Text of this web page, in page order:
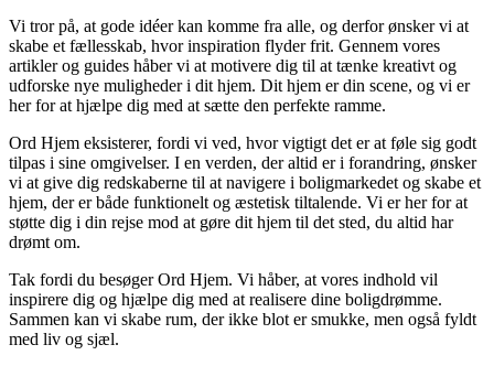
Vi tror på, at gode idéer kan komme fra alle, og derfor ønsker vi at
skabe et fællesskab, hvor inspiration flyder frit. Gennem vores
artikler og guides håber vi at motivere dig til at tænke kreativt og
udforske nye muligheder i dit hjem. Dit hjem er din scene, og vi er
her for at hjælpe dig med at sætte den perfekte ramme.
Ord Hjem eksisterer, fordi vi ved, hvor vigtigt det er at føle sig godt
tilpas i sine omgivelser. I en verden, der altid er i forandring, ønsker
vi at give dig redskaberne til at navigere i boligmarkedet og skabe et
hjem, der er både funktionelt og æstetisk tiltalende. Vi er her for at
støtte dig i din rejse mod at gøre dit hjem til det sted, du altid har
drømt om.
Tak fordi du besøger Ord Hjem. Vi håber, at vores indhold vil
inspirere dig og hjælpe dig med at realisere dine boligdrømme.
Sammen kan vi skabe rum, der ikke blot er smukke, men også fyldt
med liv og sjæl.